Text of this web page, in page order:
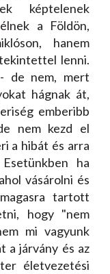
képtelenek
a Földön,
hanem
lenni.
de nem, mert
hágnak át,
emberibb
nem kezd el
a hibát és arra
ha
vásárolni és
tartott
hogy "nem
mi vagyunk
a járvány és az
életvezetési